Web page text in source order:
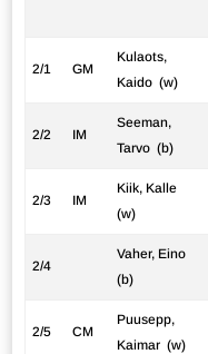
2/1 GM
Kulaots,
Kaido (w)
2/2 IM
Seeman,
Tarvo (b)
2/3 IM
Kiik, Kalle
(w)
2/4
Vaher, Eino
(b)
2/5 CM
Puusepp,
Kaimar (w)